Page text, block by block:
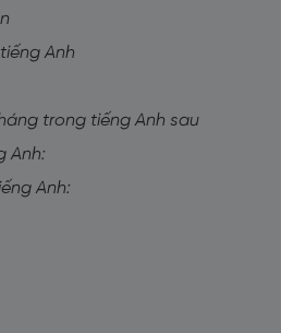
Anh
trong tiếng Anh sau
Anh:
Anh: